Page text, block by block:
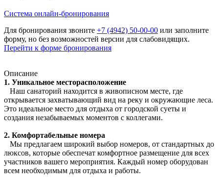
Cистема онлайн-бронирования
Для бронирования звоните +7 (4942) 50-00-00 или заполните
форму, но без возможностей версии для слабовидящих.
Перейти к форме бронирования
Описание
1. Уникальное месторасположение
Наш санаторий находится в живописном месте, где
открывается захватывающий вид на реку и окружающие леса.
Это идеальное место для отдыха от городской суеты и
создания незабываемых моментов с коллегами.
2. Комфортабельные номера
Мы предлагаем широкий выбор номеров, от стандартных до
люксов, которые обеспечат комфортное размещение для всех
участников вашего мероприятия. Каждый номер оборудован
всем необходимым для отдыха и работы.